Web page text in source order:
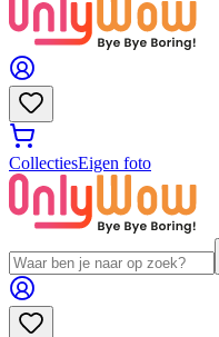
CollectiesEigen foto